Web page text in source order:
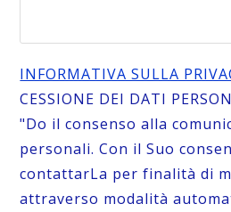
INFORMATIVA SULLA
CESSIONE DEI DATI
"Do il consenso alla
personali. Con il Suo
contattarLa per finalità di
attraverso modalità